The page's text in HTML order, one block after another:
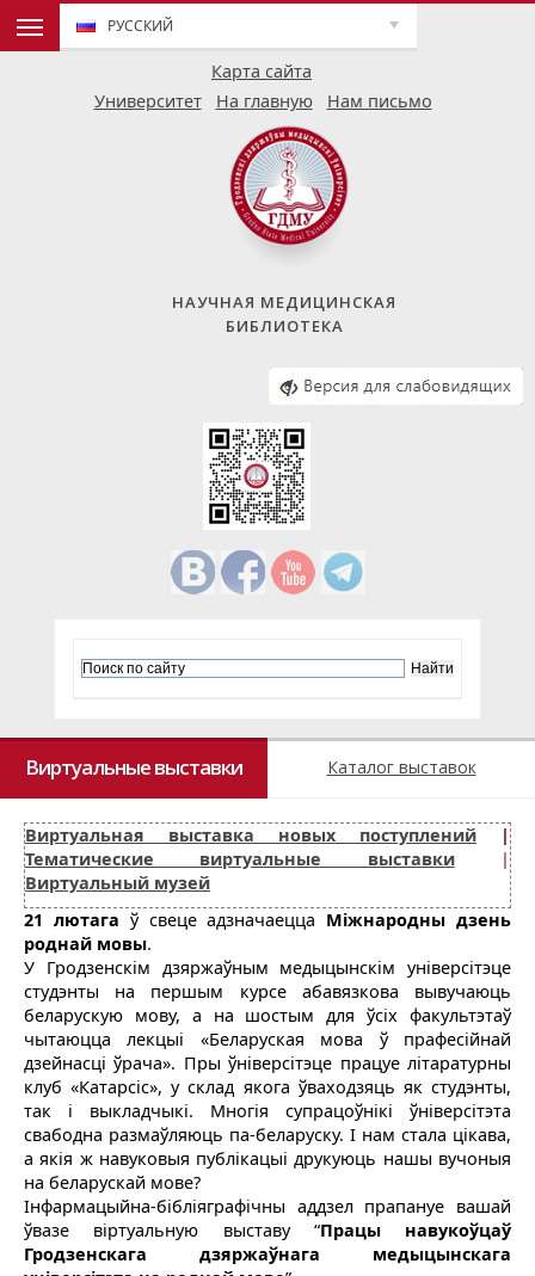
Карта сайта
РУССКИЙ
Университет На главную Нам письмо
НАУЧНАЯ МЕДИЦИНСКАЯ
БИБЛИОТЕКА
Виртуальные выставки Каталог выставок
Виртуальная выставка новых поступлений |
Тематические виртуальные выставки|
Виртуальный музей
21 лютага ў свеце адзначаецца Міжнародны дзень
роднай мовы.
У Гродзенскім дзяржаўным медыцынскім універсітэце
студэнты на першым курсе абавязкова вывучаюць
беларускую мову, а на шостым для ўсіх факультэтаў
чытаюцца лекцыі «Беларуская мова ў прафесійнай
дзейнасці ўрача». Пры ўніверсітэце працуе літаратурны
клуб «Катарсіс», у склад якога ўваходзяць як студэнты,
так і выкладчыкі. Многія супрацоўнікі ўніверсітэта
свабодна размаўляюць па-беларуску. I нам стала цiкавa,
a якія ж навуковыя публікацыі друкуюць нашы вучоныя
на беларускай мове?
Інфармацыйна-бібліяграфічны аддзел прапануе вашай
ўвазе віртуальную выставу “Працы навукоўцаў
Гродзенскага дзяржаўнага медыцынскага